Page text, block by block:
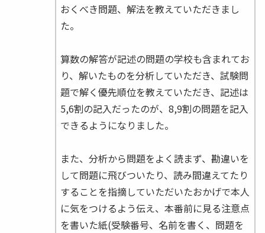
おくべき問題、解法を教えていただきまし
た。
算数の解答が記述の問題の学校も含まれてお
り、解いたものを分析していただき、試験問
題で解く優先順位を教えていただき、記述は
5,6割の記入だったのが、8,9割の問題を記入
できるようになりました。
また、分析から問題をよく読まず、勘違いを
して問題に飛びついたり、読み間違えてたり
することを指摘していただいたおかげで本人
に気をつけるよう伝え、本番前に見る注意点
を書いた紙(受験番号、名前を書く、問題を